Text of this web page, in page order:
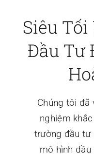
Siêu
Đầu Tư
Chúng tôi đã
nghiệm
trường đầu tư
mô hình